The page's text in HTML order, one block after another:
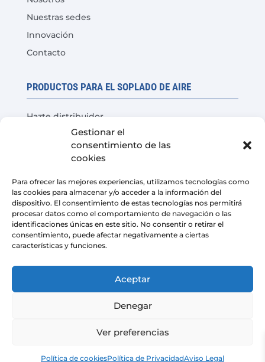
Gestionar el
consentimiento de las
cookies
Para ofrecer las mejores experiencias, utilizamos tecnologías como
las cookies para almacenar y/o acceder a la información del
dispositivo. El consentimiento de estas tecnologías nos permitirá
procesar datos como el comportamiento de navegación o las
identificaciones únicas en este sitio. No consentir o retirar el
consentimiento, puede afectar negativamente a ciertas
características y funciones.
Aceptar
Denegar
Ver preferencias
Política de cookiesPolítica de PrivacidadAviso Legal
Nuestras sedes
Innovación
Contacto
PRODUCTOS PARA EL SOPLADO DE AIRE
Hazte distribuidor
Prueba del producto
Preguntas Frecuentes
LEGAL
Aviso Legal
Política de privacidad
Condiciones de venta de la plataforma
Copyright © 2026 | AIRMASTERS TECHNOLOGY SL